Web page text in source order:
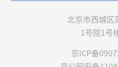
北京市西城区
1号院1号
京ICP备